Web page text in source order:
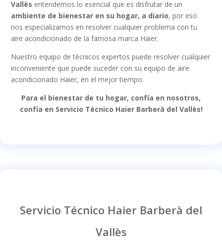
Vallès entendemos lo esencial que es disfrutar de un
ambiente de bienestar en su hogar, a diario, por eso
nos especializamos en resolver cualquier problema con tu
aire acondicionado de la famosa marca Haier.
Nuestro equipo de técnicos expertos puede resolver cualquier
inconveniente que puede suceder con su equipo de aire
acondicionado Haier, en el mejor tiempo.
Para el bienestar de tu hogar, confía en nosotros,
confía en Servicio Técnico Haier Barberà del Vallès!
Servicio Técnico Haier Barberà del
Vallès